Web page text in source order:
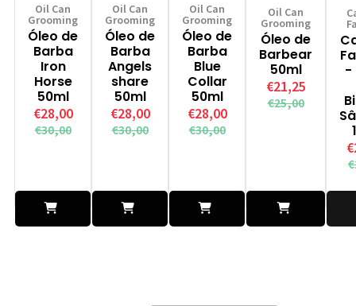
Oil Can
Grooming
Óleo de
Barba
Iron
Horse
50ml
€28,00
€30,00
Oil Can
Grooming
Óleo de
Barba
Angels
share
50ml
€28,00
€30,00
Oil Can
Grooming
Óleo de
Barba
Blue
Collar
50ml
€28,00
€30,00
Oil Can
Grooming
Óleo de
Barbear
50ml
€21,25
€25,00
-